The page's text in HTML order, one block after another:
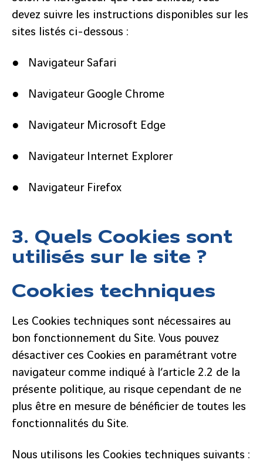
devez suivre les instructions disponibles sur les
sites listés ci-dessous :
● Navigateur Safari
● Navigateur Google Chrome
● Navigateur Microsoft Edge
● Navigateur Internet Explorer
● Navigateur Firefox
3. Quels Cookies sont
utilisés sur le site ?
Cookies techniques
Les Cookies techniques sont nécessaires au
bon fonctionnement du Site. Vous pouvez
désactiver ces Cookies en paramétrant votre
navigateur comme indiqué à l’article 2.2 de la
présente politique, au risque cependant de ne
plus être en mesure de bénéficier de toutes les
fonctionnalités du Site.
Nous utilisons les Cookies techniques suivants :